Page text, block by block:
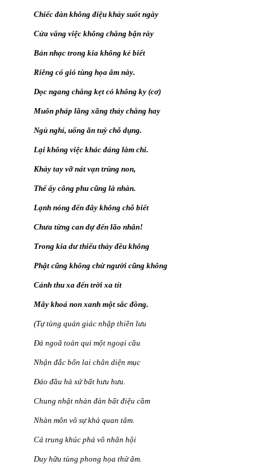
Chiếc đàn không điệu khảy suốt ngày
Cửa vắng việc không chẳng bận rày
Bản nhạc trong kia không kẻ biết
Riêng có gió tùng họa âm này.
Dọc ngang chẳng kẹt có không ky (cơ)
Muôn pháp lăng xăng thảy chẳng hay
Ngủ nghỉ, uống ăn tuỳ chỗ dụng.
Lại không việc khác đáng làm chi.
Khảy tay vỡ nát vạn trùng non,
Thế ấy công phu cũng là nhàn.
Lạnh nóng đến đây không chỗ biết
Chưa từng can dự đến lão nhân!
Trong kia dư thiếu thảy đều không
Phật cũng không chừ người cũng không
Cảnh thu xa đến trời xa tít
Mây khoá non xanh một sắc đồng.
(Tự tùng quán giác nhập thiền lưu
Đả ngoã toản qui một ngoại cầu
Nhận đắc bổn lai chân diện mục
Đáo đầu hà xứ bất hưu hưu.
Chung nhật nhàn đàn bất điệu cầm
Nhàn môn vô sự khả quan tâm.
Cá trung khúc phá vô nhân hội
Duy hữu tùng phong họa thử âm.